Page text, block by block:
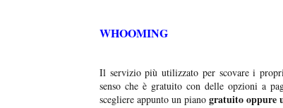
WHOOMING
Il servizio più utilizzato per scovare i
senso che è gratuito con delle opzioni a
scegliere appunto un piano gratuito oppure